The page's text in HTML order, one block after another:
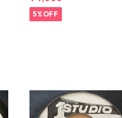
5%OFF